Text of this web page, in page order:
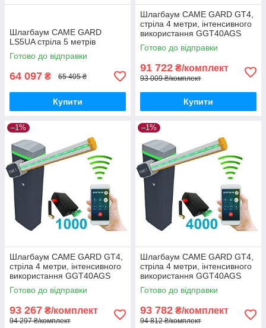
Шлагбаум CAME GARD
LS5UA стріла 5 метрів
Готово до відправки
64 097 ₴ 65 405 ₴
Купити
Шлагбаум CAME GARD GT4,
стріла 4 метри, інтенсивного
використання GGT40AGS
Готово до відправки
91 722 ₴/комплект
93 009 ₴/комплект
Купити
–1%
Шлагбаум CAME GARD GT4,
стріла 4 метри, інтенсивного
використання GGT40AGS
Готово до відправки
93 267 ₴/комплект
94 297 ₴/комплект
–1%
Шлагбаум CAME GARD GT4,
стріла 4 метри, інтенсивного
використання GGT40AGS
Готово до відправки
93 782 ₴/комплект
94 812 ₴/комплект